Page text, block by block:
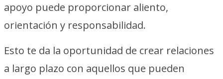
apoyo puede proporcionar aliento,
orientación y responsabilidad.
Esto te da la oportunidad de crear relaciones
a largo plazo con aquellos que pueden